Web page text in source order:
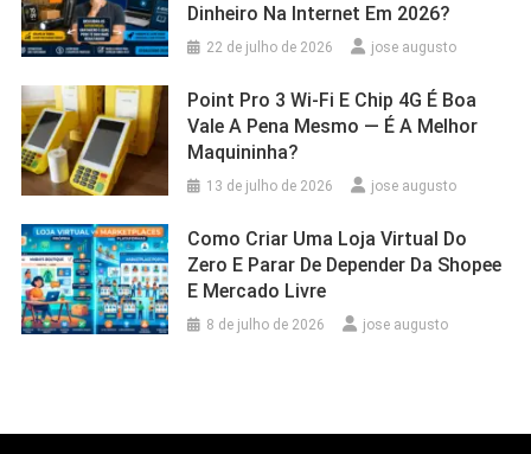
Dinheiro Na Internet Em 2026?
22 de julho de 2026 jose augusto
Point Pro 3 Wi‑Fi E Chip 4G É Boa
Vale A Pena Mesmo — É A Melhor
Maquininha?
13 de julho de 2026 jose augusto
Como Criar Uma Loja Virtual Do
Zero E Parar De Depender Da Shopee
E Mercado Livre
8 de julho de 2026 jose augusto